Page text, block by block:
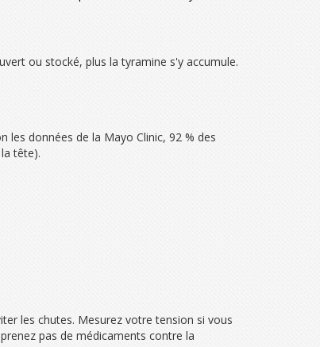
ou stocké, plus la tyramine s'y accumule.
les données de la Mayo Clinic, 92 % des
tête).
les chutes. Mesurez votre tension si vous
pas de médicaments contre la